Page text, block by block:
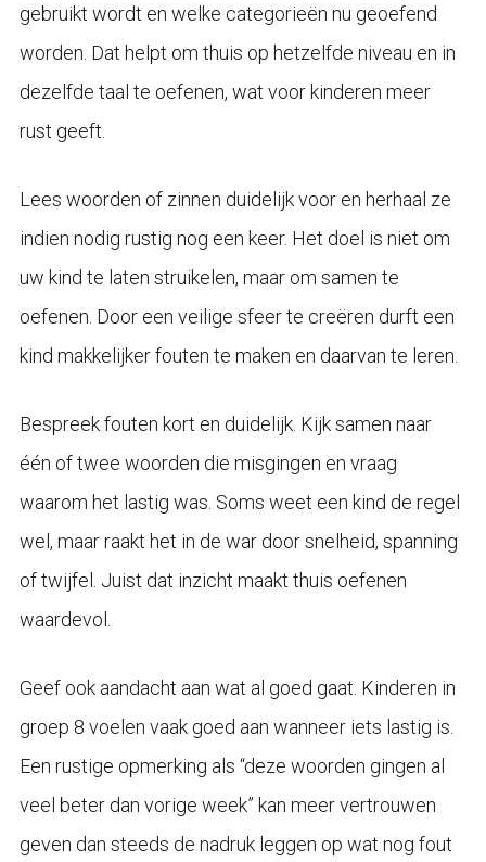
gebruikt wordt en welke categorieën nu geoefend
worden. Dat helpt om thuis op hetzelfde niveau en in
dezelfde taal te oefenen, wat voor kinderen meer
rust geeft.
Lees woorden of zinnen duidelijk voor en herhaal ze
indien nodig rustig nog een keer. Het doel is niet om
uw kind te laten struikelen, maar om samen te
oefenen. Door een veilige sfeer te creëren durft een
kind makkelijker fouten te maken en daarvan te leren.
Bespreek fouten kort en duidelijk. Kijk samen naar
één of twee woorden die misgingen en vraag
waarom het lastig was. Soms weet een kind de regel
wel, maar raakt het in de war door snelheid, spanning
of twijfel. Juist dat inzicht maakt thuis oefenen
waardevol.
Geef ook aandacht aan wat al goed gaat. Kinderen in
groep 8 voelen vaak goed aan wanneer iets lastig is.
Een rustige opmerking als “deze woorden gingen al
veel beter dan vorige week” kan meer vertrouwen
geven dan steeds de nadruk leggen op wat nog fout